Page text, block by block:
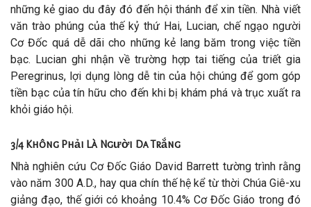
những kẻ giao du đây đó đến hội thánh để xin tiền. Nhà viết
văn trào phúng của thế kỷ thứ Hai, Lucian, chế ngạo người
Cơ Đốc quá dễ dãi cho những kẻ lang băm trong việc tiền
bạc. Lucian ghi nhận về trường hợp tai tiếng của triết gia
Peregrinus, lợi dụng lòng dễ tin của hội chúng để gom góp
tiền bạc của tín hữu cho đến khi bị khám phá và trục xuất ra
khỏi giáo hội.
3/4 Không Phải Là Người Da Trắng
Nhà nghiên cứu Cơ Đốc Giáo David Barrett tường trình rằng
vào năm 300 A.D., hay qua chín thế hệ kể từ thời Chúa Giê-xu
giảng đạo, thế giới có khoảng 10.4% Cơ Đốc Giáo trong đó